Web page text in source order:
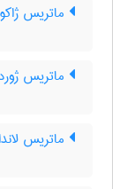
ماتریس
ماتریس
ماتریس لاندا